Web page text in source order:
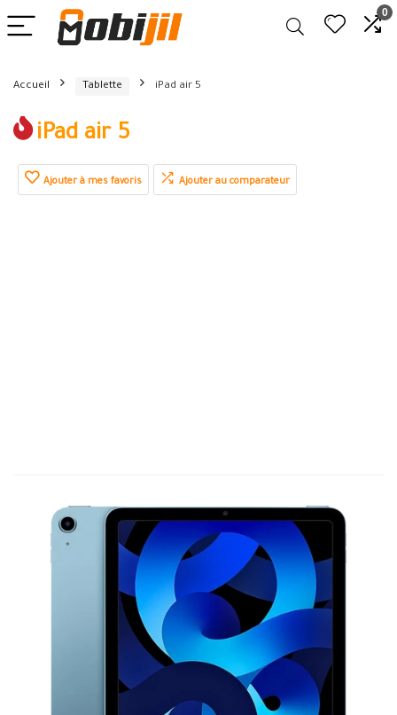
0
Accueil Tablette iPad air 5
iPad air 5
Ajouter à mes favoris Ajouter au comparateur